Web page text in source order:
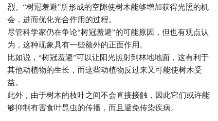
烈。“树冠羞避”所形成的空隙使树木能够增加获得光照的机
会，进而优化光合作用的过程。
尽管科学家仍在争论“树冠羞避”的可能原因，但也有观点认
为，这种现象具有一些额外的正面作用。
比如说，“树冠羞避”可以让阳光照射到林地地面，这有利于
其他动植物的生长，而这些动植物反过来又可能使树木受
益。
此外，由于树木的枝叶之间不会直接接触，因此它们或许能
够抑制有害食叶昆虫的传播，而且避免传染疾病。